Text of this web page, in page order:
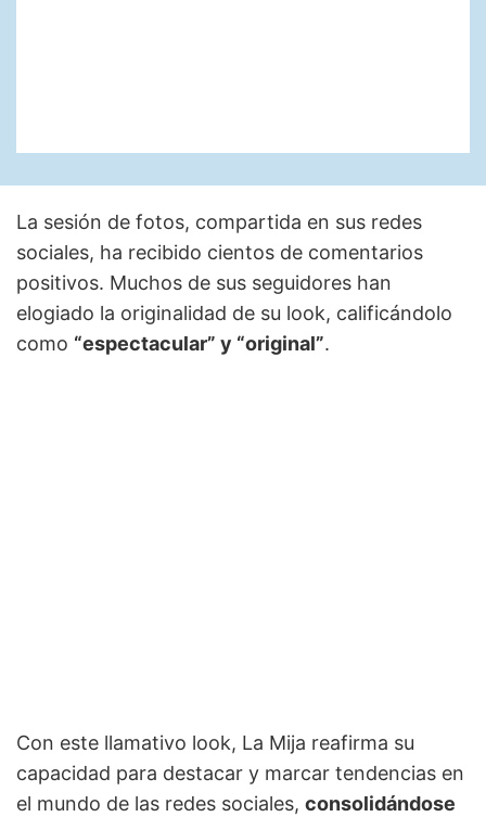
La sesión de fotos, compartida en sus redes
sociales, ha recibido cientos de comentarios
positivos. Muchos de sus seguidores han
elogiado la originalidad de su look, calificándolo
como “espectacular” y “original”.
Con este llamativo look, La Mija reafirma su
capacidad para destacar y marcar tendencias en
el mundo de las redes sociales, consolidándose